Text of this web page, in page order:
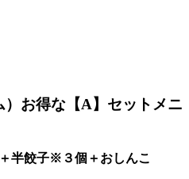
お得な【A】セットメニ
半餃子※３個＋おしんこ